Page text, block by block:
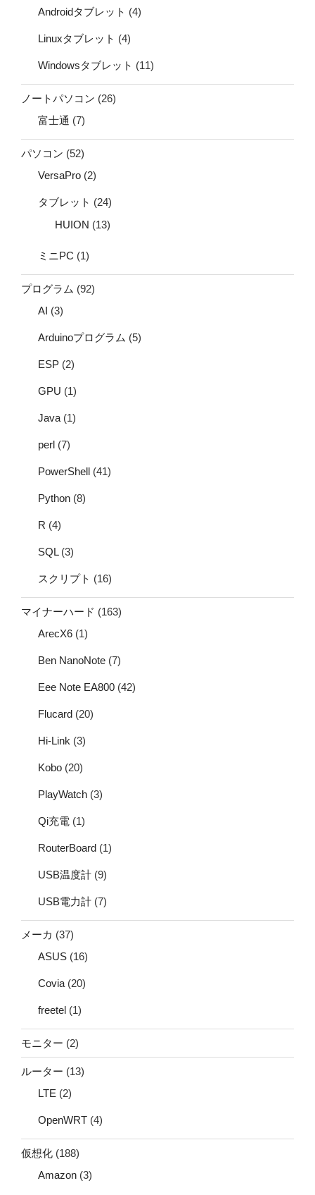
Androidタブレット (4)
Linuxタブレット (4)
Windowsタブレット (11)
ノートパソコン (26)
富士通 (7)
パソコン (52)
VersaPro (2)
タブレット (24)
HUION (13)
ミニPC (1)
プログラム (92)
AI (3)
Arduinoプログラム (5)
ESP (2)
GPU (1)
Java (1)
perl (7)
PowerShell (41)
Python (8)
R (4)
SQL(3)
スクリプト (16)
マイナーハード (163)
ArecX6 (1)
Ben NanoNote (7)
Eee Note EA800 (42)
Flucard (20)
Hi-Link (3)
Kobo (20)
PlayWatch (3)
Qi充電 (1)
RouterBoard (1)
USB温度計 (9)
USB電力計 (7)
メーカ (37)
ASUS (16)
Covia (20)
freetel (1)
モニター (2)
ルーター (13)
LTE (2)
OpenWRT (4)
仮想化 (188)
Amazon (3)